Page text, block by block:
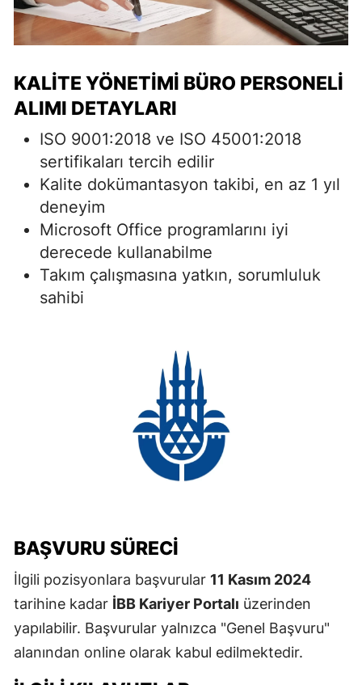
KALITE YÖNETIMI BÜRO PERSONELI
ALIMI DETAYLARI
ISO 9001:2018 ve ISO 45001:2018
sertifikaları tercih edilir
Kalite dokümantasyon takibi, en az 1 yıl
deneyim
Microsoft Office programlarını iyi
derecede kullanabilme
Takım çalışmasına yatkın, sorumluluk
sahibi
BAŞVURU SÜRECI
İlgili pozisyonlara başvurular 11 Kasım 2024
tarihine kadar İBB Kariyer Portalı üzerinden
yapılabilir. Başvurular yalnızca "Genel Başvuru"
alanından online olarak kabul edilmektedir.